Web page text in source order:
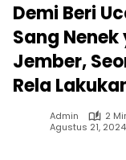
Demi Beri
Sang
Jember,
Rela
Admin
2
Agustus 21, 2024